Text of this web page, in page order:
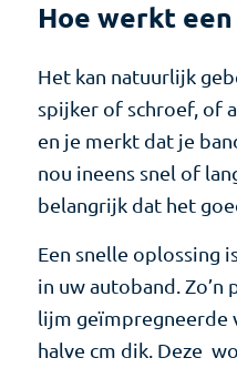
Hoe werkt
Het kan natuurlijk
spijker of schroef, of
en je merkt dat je
nou ineens snel of
belangrijk dat het
Een snelle oplossing
in uw autoband.
lijm geïmpregneerde
halve cm dik. Deze